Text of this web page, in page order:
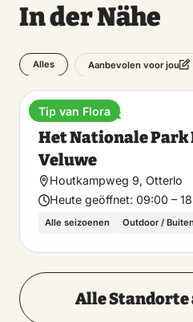
In der Nähe
Alles Aanbevolen voor jou
Nationalpark
Het Nationale Park
Veluwe
Houtkampweg 9, Otterlo
Heute geöffnet: 09:00 –
Alle seizoenen Outdoor / Buiten
Tip van Flora
Alle Standorte